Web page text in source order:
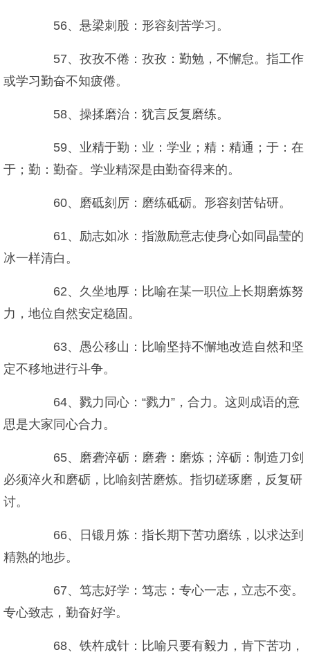
56、悬梁刺股：形容刻苦学习。
57、孜孜不倦：孜孜：勤勉，不懈怠。指工作
或学习勤奋不知疲倦。
58、操揉磨治：犹言反复磨练。
59、业精于勤：业：学业；精：精通；于：在
于；勤：勤奋。学业精深是由勤奋得来的。
60、磨砥刻厉：磨练砥砺。形容刻苦钻研。
61、励志如冰：指激励意志使身心如同晶莹的
冰一样清白。
62、久坐地厚：比喻在某一职位上长期磨炼努
力，地位自然安定稳固。
63、愚公移山：比喻坚持不懈地改造自然和坚
定不移地进行斗争。
64、戮力同心：“戮力”，合力。这则成语的意
思是大家同心合力。
65、磨砻淬砺：磨砻：磨炼；淬砺：制造刀剑
必须淬火和磨砺，比喻刻苦磨炼。指切磋琢磨，反复研
讨。
66、日锻月炼：指长期下苦功磨练，以求达到
精熟的地步。
67、笃志好学：笃志：专心一志，立志不变。
专心致志，勤奋好学。
68、铁杵成针：比喻只要有毅力，肯下苦功，